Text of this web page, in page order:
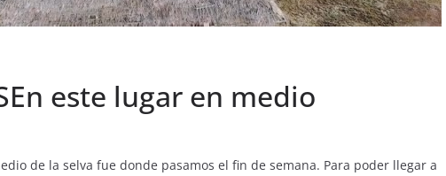
este lugar en medio
de la selva fue donde pasamos el fin de semana. Para poder llegar a